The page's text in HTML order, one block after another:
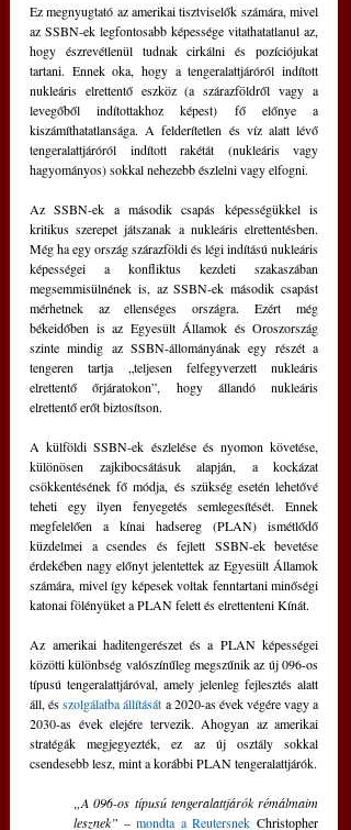
Ez megnyugtató az amerikai tisztviselők számára, mivel
az SSBN-ek legfontosabb képessége vitathatatlanul az,
hogy észrevétlenül tudnak cirkálni és pozíciójukat
tartani. Ennek oka, hogy a tengeralattjáróról indított
nukleáris elrettentő eszköz (a szárazföldről vagy a
levegőből indítottakhoz képest) fő előnye a
kiszámíthatatlansága. A felderítetlen és víz alatt lévő
tengeralattjáróról indított rakétát (nukleáris vagy
hagyományos) sokkal nehezebb észlelni vagy elfogni.
Az SSBN-ek a második csapás képességükkel is
kritikus szerepet játszanak a nukleáris elrettentésben.
Még ha egy ország szárazföldi és légi indítású nukleáris
képességei a konfliktus kezdeti szakaszában
megsemmisülnének is, az SSBN-ek második csapást
mérhetnek az ellenséges országra. Ezért még
békeidőben is az Egyesült Államok és Oroszország
szinte mindig az SSBN-állományának egy részét a
tengeren tartja „teljesen felfegyverzett nukleáris
elrettentő őrjáratokon”, hogy állandó nukleáris
elrettentő erőt biztosítson.
A külföldi SSBN-ek észlelése és nyomon követése,
különösen zajkibocsátásuk alapján, a kockázat
csökkentésének fő módja, és szükség esetén lehetővé
teheti egy ilyen fenyegetés semlegesítését. Ennek
megfelelően a kínai hadsereg (PLAN) ismétlődő
küzdelmei a csendes és fejlett SSBN-ek bevetése
érdekében nagy előnyt jelentettek az Egyesült Államok
számára, mivel így képesek voltak fenntartani minőségi
katonai fölényüket a PLAN felett és elrettenteni Kínát.
Az amerikai haditengerészet és a PLAN képességei
közötti különbség valószínűleg megszűnik az új 096-os
típusú tengeralattjáróval, amely jelenleg fejlesztés alatt
áll, és szolgálatba állítását a 2020-as évek végére vagy a
2030-as évek elejére tervezik. Ahogyan az amerikai
stratégák megjegyezték, ez az új osztály sokkal
„A 096-os típusú tengeralattjárók rémálmaim
lesznek” – mondta a Reutersnek Christopher